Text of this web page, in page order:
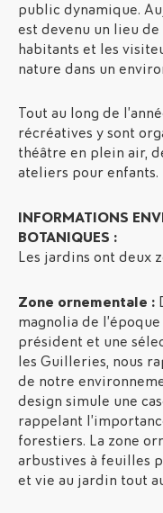
public dynamique.
est devenu un lieu
habitants et les
nature dans un
Tout au long de
récréatives y sont
théâtre en plein air,
ateliers pour enfants.
INFORMATIONS
BOTANIQUES :
Les jardins ont deux
Zone ornementale :
magnolia de
président et une
les Guilleries, nous
de notre
design simule une
rappelant
forestiers. La zone
arbustives à feuilles
et vie au jardin tout